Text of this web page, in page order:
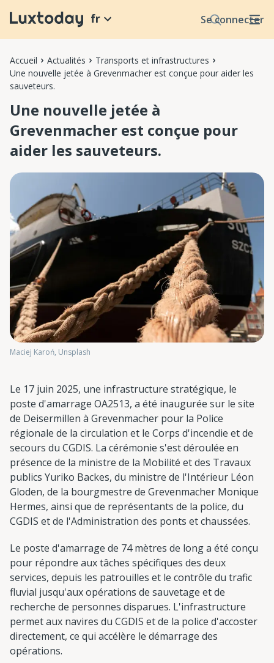
Se connecter
fr
Accueil Actualités
Transports et infrastructures
Une nouvelle jetée à Grevenmacher est conçue pour aider les
sauveteurs.
Une nouvelle jetée à
Grevenmacher est conçue pour
aider les sauveteurs.
Maciej Karoń, Unsplash
Le 17 juin 2025, une infrastructure stratégique, le
poste d'amarrage OA2513, a été inaugurée sur le site
de Deisermillen à Grevenmacher pour la Police
régionale de la circulation et le Corps d'incendie et de
secours du CGDIS. La cérémonie s'est déroulée en
présence de la ministre de la Mobilité et des Travaux
publics Yuriko Backes, du ministre de l'Intérieur Léon
Gloden, de la bourgmestre de Grevenmacher Monique
Hermes, ainsi que de représentants de la police, du
CGDIS et de l'Administration des ponts et chaussées.
Le poste d'amarrage de 74 mètres de long a été conçu
pour répondre aux tâches spécifiques des deux
services, depuis les patrouilles et le contrôle du trafic
fluvial jusqu'aux opérations de sauvetage et de
recherche de personnes disparues. L'infrastructure
permet aux navires du CGDIS et de la police d'accoster
directement, ce qui accélère le démarrage des
opérations.